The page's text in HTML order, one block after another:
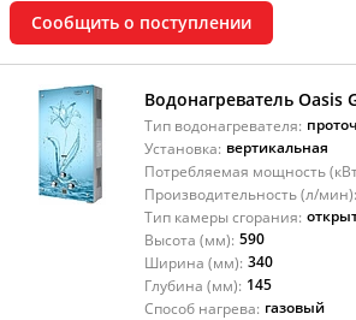
Сообщить о поступлении
Водонагреватель Oasis
Тип водонагревателя:
Установка: вертикальная
Потребляемая мощность
Производительность (л/мин):
Тип камеры сгорания:
Высота (мм): 590
Ширина (мм): 340
Глубина (мм): 145
Способ нагрева: газовый